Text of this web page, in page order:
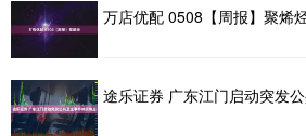
万店优配 0508【周报】聚烯
途乐证券 广东江门启动突发